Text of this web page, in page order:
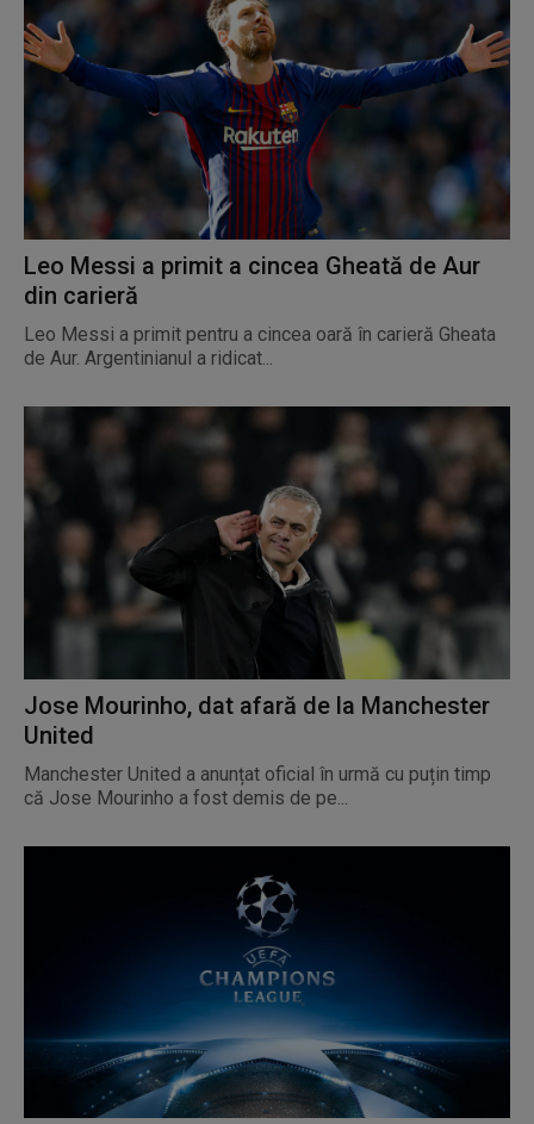
Leo Messi a primit a cincea Gheată de Aur
din carieră
Leo Messi a primit pentru a cincea oară în carieră Gheata
de Aur. Argentinianul a ridicat...
Jose Mourinho, dat afară de la Manchester
United
Manchester United a anunțat oficial în urmă cu puțin timp
că Jose Mourinho a fost demis de pe...